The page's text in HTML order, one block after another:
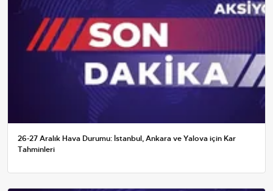
26-27 Aralık Hava Durumu: İstanbul, Ankara ve Yalova için Kar
Tahminleri